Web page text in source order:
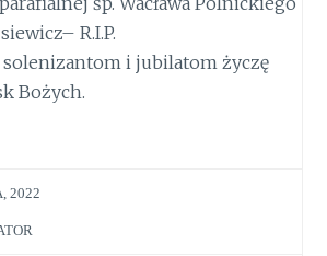
R.I.P.
i jubilatom życzę
Bożych.
2022